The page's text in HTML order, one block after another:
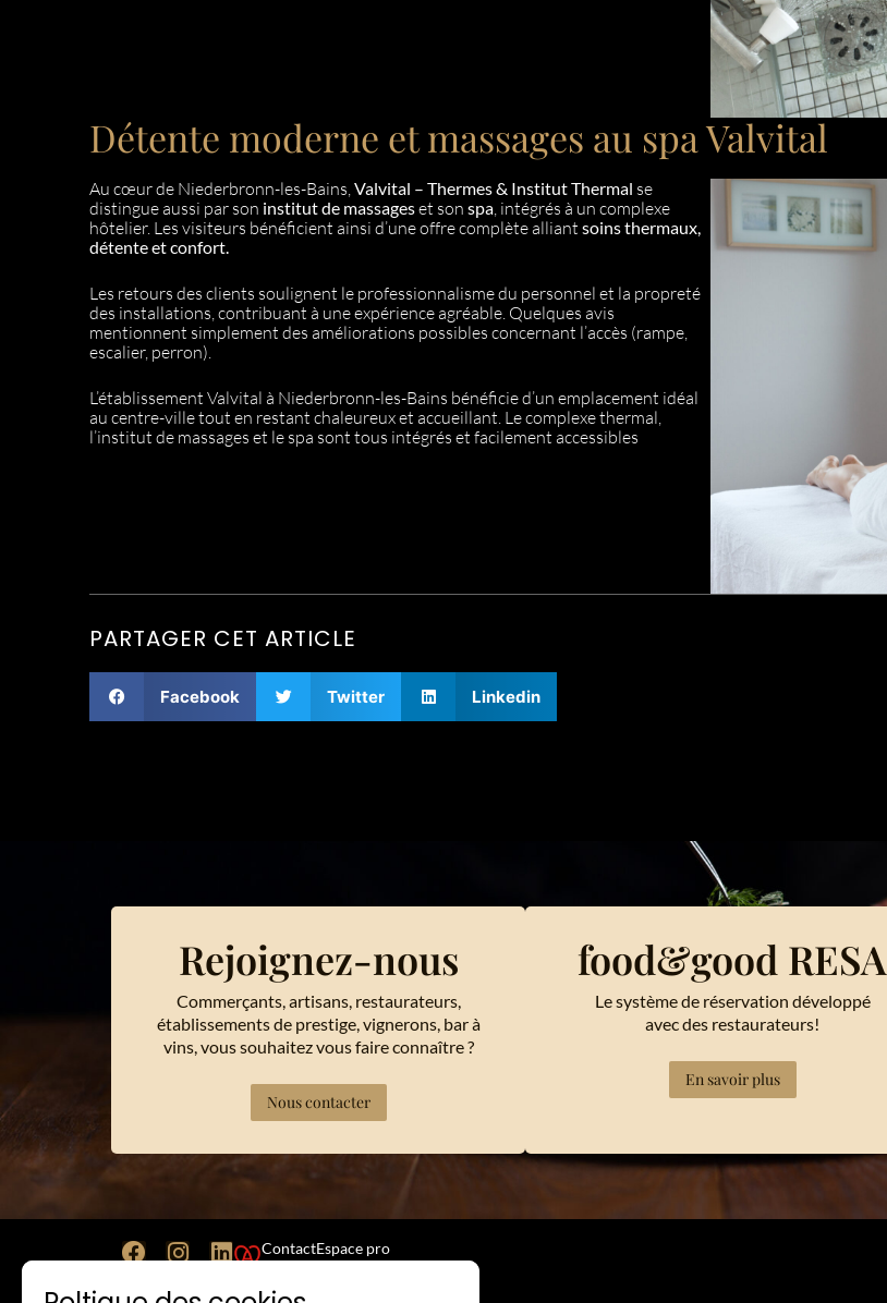
Détente moderne et massages au spa Valvital
Au cœur de Niederbronn-les-Bains,Valvital – Thermes & Institut Thermal se
distingue aussi par son institut de massageset son spa, intégrés à un complexe
hôtelier. Les visiteurs bénéficient ainsi d’une offre complète alliant soins thermaux,
détente et confort.
Les retours des clients soulignent le professionnalisme du personnel et la propreté
des installations, contribuant à une expérience agréable. Quelques avis
mentionnent simplement des améliorations possibles concernant l’accès (rampe,
escalier, perron).
L’établissement Valvital à Niederbronn-les-Bains bénéficie d’un emplacement idéal
au centre-ville tout en restant chaleureux et accueillant. Le complexe thermal,
l’institut de massages et le spa sont tous intégrés et facilement accessibles
PARTAGER CET ARTICLE
Facebook Twitter Linkedin
Rejoignez-nous
Commerçants, artisans, restaurateurs,
établissements de prestige, vignerons, bar à
vins, vous souhaitez vous faire connaître ?
Nous contacter
food&good RESA
Le système de réservation développé
avec des restaurateurs!
En savoir plus
ContactEspace pro